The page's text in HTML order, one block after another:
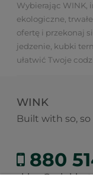
Wybierając WINK,
ekologiczne,
ofertę i przekonaj
jedzenie, kubki
ułatwić Twoje
WINK
Built with so,
880